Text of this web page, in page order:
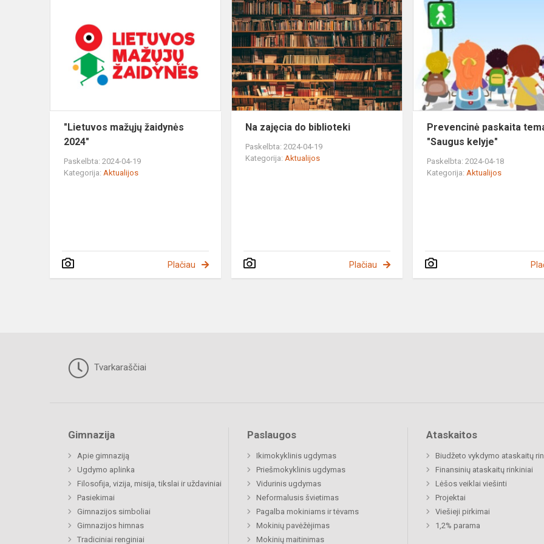
"Lietuvos
mažųjų
žaidynės
2024"
"Lietuvos mažųjų žaidynės
2024"
Paskelbta: 2024-04-19
Kategorija: Aktualijos
Plačiau
Na
zajęcia
do
biblioteki
Na zajęcia do biblioteki
Paskelbta: 2024-04-19
Kategorija:Aktualijos
Plačiau
Prevencinė paskaita
"Saugus kelyje"
Paskelbta: 2024-04-18
Kategorija:Aktualijos
Tvarkaraščiai
Gimnazija
Apie gimnaziją
Ugdymo aplinka
Filosofija, vizija, misija, tikslai ir uždaviniai
Pasiekimai
Gimnazijos simboliai
Gimnazijos himnas
Tradiciniai renginiai
Paslaugos
Ikimokyklinis ugdymas
Priešmokyklinis ugdymas
Vidurinis ugdymas
Neformalusis švietimas
Pagalba mokiniams ir tėvams
Mokinių pavėžėjimas
Mokinių maitinimas
Ataskaitos
Biudžeto vykdymo ataskaitų
Finansinių ataskaitų rinkiniai
Lėšos veiklai viešinti
Projektai
Viešieji pirkimai
1,2% parama